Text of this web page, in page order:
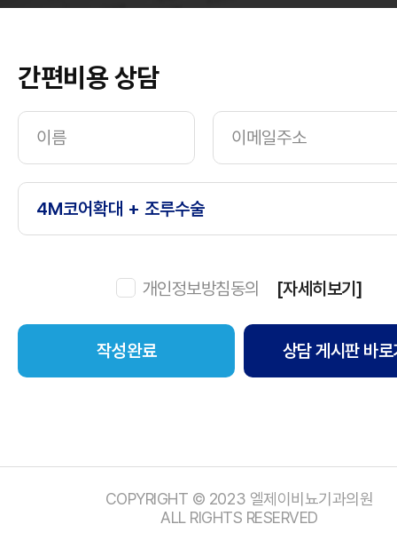
간편비용 상담
개인정보방침동의 [자세히보기]
상담 게시판 바
COPYRIGHT © 2023 엘제이비뇨기과의원
ALL RIGHTS RESERVED